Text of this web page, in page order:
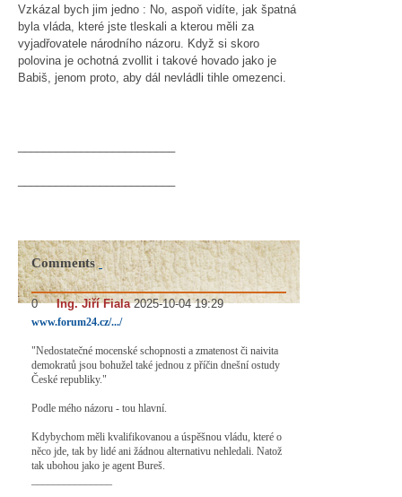
Vzkázal bych jim jedno : No, aspoň vidíte, jak špatná
byla vláda, které jste tleskali a kterou měli za
vyjadřovatele národního názoru. Když si skoro
polovina je ochotná zvollit i takové hovado jako je
Babiš, jenom proto, aby dál nevládli tihle omezenci.
Comments
0 # Ing. Jiří Fiala 2025-10-04 19:29
www.forum24.cz/.../
"Nedostatečné mocenské schopnosti a zmatenost či naivita
demokratů jsou bohužel také jednou z příčin dnešní ostudy
České republiky."
Podle mého názoru - tou hlavní.
Kdybychom měli kvalifikovanou a úspěšnou vládu, které o
něco jde, tak by lidé ani žádnou alternativu nehledali. Natož
tak ubohou jako je agent Bureš.